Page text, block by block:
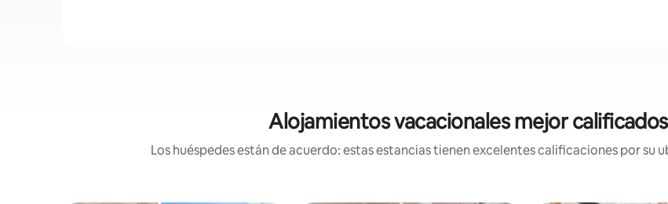
Alojamientos vacacionales mejor
Los huéspedes están de acuerdo: estas estancias tienen excelentes calificaciones por su